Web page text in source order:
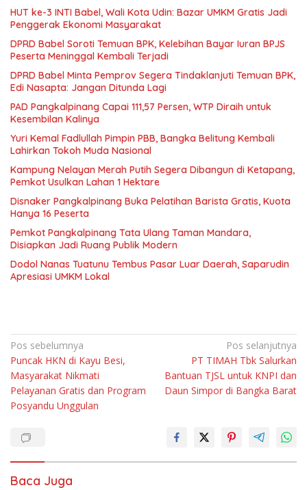
HUT ke-3 INTI Babel, Wali Kota Udin: Bazar UMKM Gratis Jadi
Penggerak Ekonomi Masyarakat
DPRD Babel Soroti Temuan BPK, Kelebihan Bayar Iuran BPJS
Peserta Meninggal Kembali Terjadi
DPRD Babel Minta Pemprov Segera Tindaklanjuti Temuan BPK,
Edi Nasapta: Jangan Ditunda Lagi
PAD Pangkalpinang Capai 111,57 Persen, WTP Diraih untuk
Kesembilan Kalinya
Yuri Kemal Fadlullah Pimpin PBB, Bangka Belitung Kembali
Lahirkan Tokoh Muda Nasional
Kampung Nelayan Merah Putih Segera Dibangun di Ketapang,
Pemkot Usulkan Lahan 1 Hektare
Disnaker Pangkalpinang Buka Pelatihan Barista Gratis, Kuota
Hanya 16 Peserta
Pemkot Pangkalpinang Tata Ulang Taman Mandara,
Disiapkan Jadi Ruang Publik Modern
Dodol Nanas Tuatunu Tembus Pasar Luar Daerah, Saparudin
Apresiasi UMKM Lokal
Navigasi
pos
Pos sebelumnya
Puncak HKN di Kayu Besi,
Masyarakat Nikmati
Pelayanan Gratis dan Program
Posyandu Unggulan
Pos selanjutnya
PT TIMAH Tbk Salurkan
Bantuan TJSL untuk KNPI dan
Daun Simpor di Bangka Barat
Baca Juga